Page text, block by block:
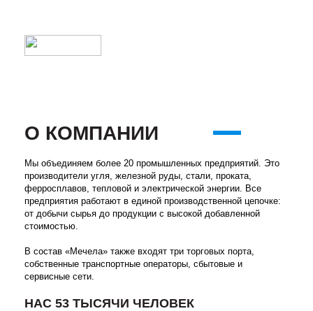
О КОМПАНИИ
Мы объединяем более 20 промышленных предприятий. Это
производители угля, железной руды, стали, проката,
ферросплавов, тепловой и электрической энергии. Все
предприятия работают в единой производственной цепочке:
от добычи сырья до продукции с высокой добавленной
стоимостью.
В состав «Мечела» также входят три торговых порта,
собственные транспортные операторы, сбытовые и
сервисные сети.
НАС 53 ТЫСЯЧИ ЧЕЛОВЕК